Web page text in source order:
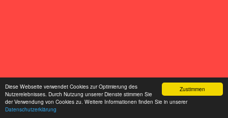
Zustimmen
Diese Webseite verwendet Cookies zur Optimierung des
Nutzerelebnisses. Durch Nutzung unserer Dienste stimmen Sie
der Verwendung von Cookies zu. Weitere Informationen finden Sie in unserer
Datenschutzerklärung